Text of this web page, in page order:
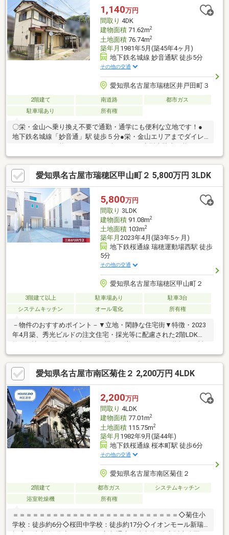
（車種による）◆「桜小学校」まで徒歩約7分の立地、低学年の
お子様も無理なく通学できます◆「ファミリーマート中江二丁目
店」まで徒歩約5分、ちょっとしたお買い物に便利です！
1,140万円
間取り 4DK
建物面積71.62m2
土地面積76.74m2
築年月 1981年5月(築45年4ヶ月)
地下鉄名城線 妙音通駅 徒歩5分
その他の交通
愛知県名古屋市瑞穂区井戸田町３
2階建て 南道路
都市ガス
駐車場あり
所有権
〇栄・金山へ乗り換え不要で通勤・通学にも便利な立地です！●
地下鉄名城線「妙音通」駅 徒歩５分●栄・金山エリアまでダイレ
パー・コンビニなど生活施設が身近に揃う便利な住環境♪ぜひ一
度、現地にてご覧ください！〇確定測量済（越境有り）〇セット
バック有り（約９．４５平米）
愛知県名古屋市瑞穂区甲山町２ 5,800万円 3LDK
5,800万円
間取り 3LDK
建物面積91.08m2
土地面積103m2
築年月 2023年4月(築3年5ヶ月)
地下鉄桜通線 瑞穂運動場西駅 徒歩
5分
その他の交通
愛知県名古屋市瑞穂区甲山町２
3階建て以上 駐車場あり
駐車3台
システムキッチン
オール電化 所有権
－物件のおすすめポイント－▼立地・閑静な住宅街▼特徴・2023
年4月築、秀光ビルドの注文住宅・採光等に配慮された2階LDKは
理中も会話が弾む対面式キッチン・2階・3階に南向きバルコニー
有・駐車スペース3台分(車種による)▼設備・オール電化・食器洗
乾燥機・IHクッキングヒーター・トイレ2箇所▼周辺環境・マック
スバリュ瑞穂通店 徒歩5分(約400m)・瑞穂小学校 徒歩8分(約
610m)■ ご希望の住まい探しをお手伝いします ━━━━━・・・
物件の詳細・ご相談はお気軽にお問い合わせください。
愛知県名古屋市南区菊住２ 2,200万円 4LDK
2,200万円
間取り 4LDK
建物面積77.01m2
土地面積115.75m2
築年月 1982年9月(築44年)
地下鉄桜通線 桜本町駅 徒歩6分
その他の交通
愛知県名古屋市南区菊住２
2階建て 都市ガス
システムキッチン
浴室乾燥機
所有権
＝＝＝＝＝＝＝＝＝＝＝＝＝＝＝＝＝＝＝＝＝＝＝＝＝◇菊住小
学校：徒歩約6分◇桜田中学校：徒歩約17分◇イオンモール新瑞